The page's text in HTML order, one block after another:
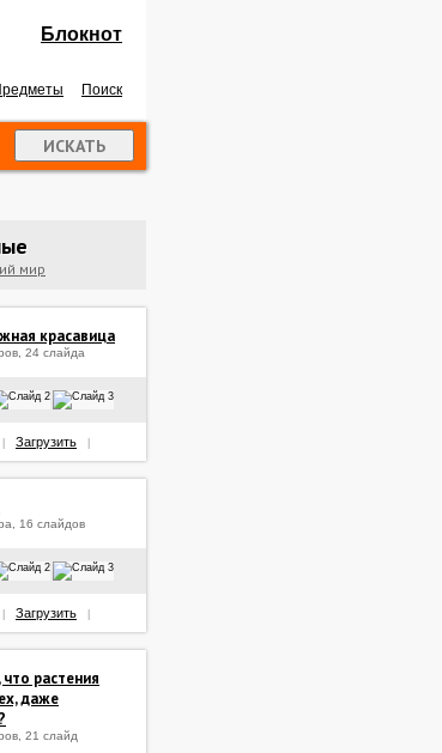
Блокнот
Поиск
мир
красавица
24 слайда
Загрузить
16 слайдов
Загрузить
растения
даже
21 слайд